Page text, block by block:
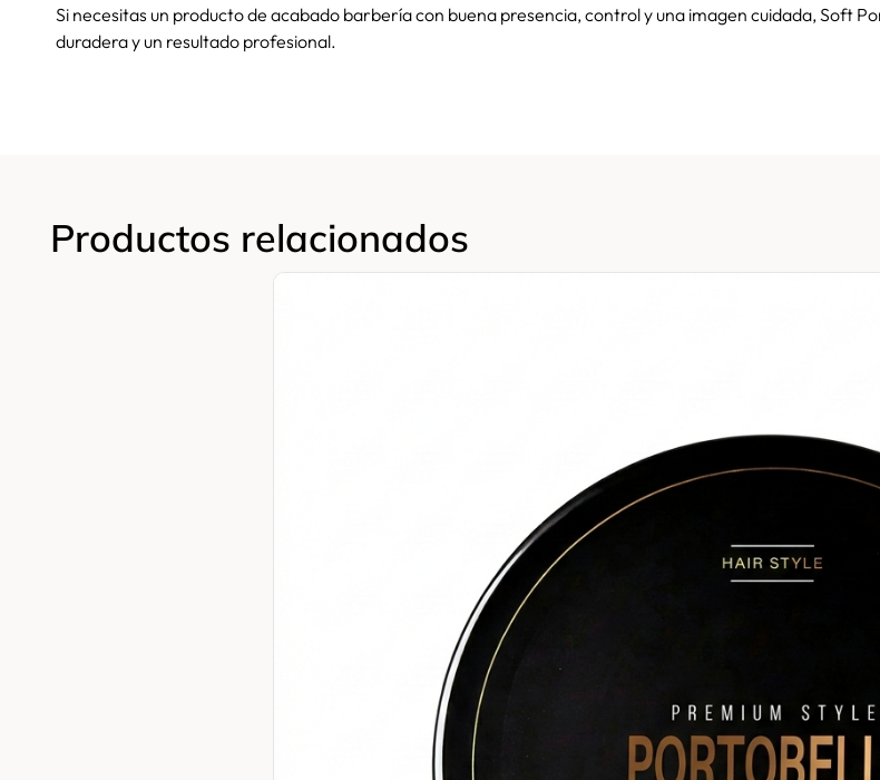
Si necesitas un producto de acabado barbería con buena presencia, control y una imagen cuidada, Soft
duradera y un resultado profesional.
Productos relacionados